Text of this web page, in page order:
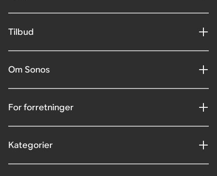
Tilbud
Om Sonos
For forretninger
Kategorier